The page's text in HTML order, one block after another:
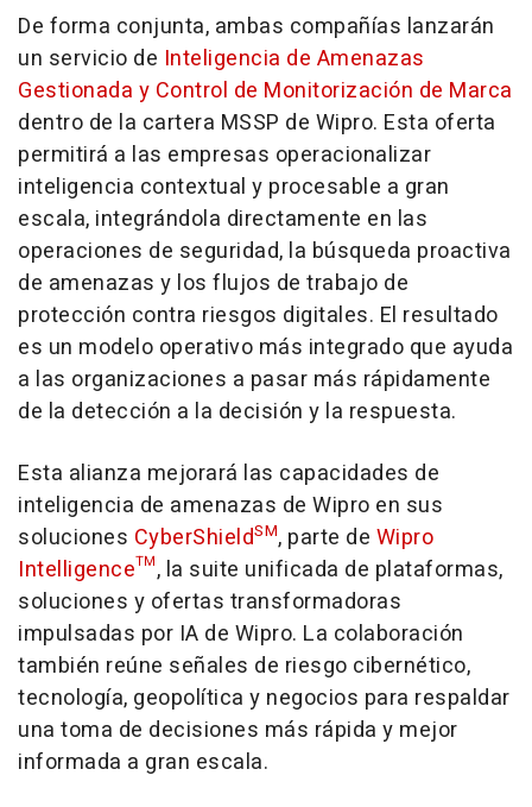
De forma conjunta, ambas compañías lanzarán
un servicio de Inteligencia de Amenazas
Gestionada y Control de Monitorización de Marca
dentro de la cartera MSSP de Wipro. Esta oferta
permitirá a las empresas operacionalizar
inteligencia contextual y procesable a gran
escala, integrándola directamente en las
operaciones de seguridad, la búsqueda proactiva
de amenazas y los flujos de trabajo de
protección contra riesgos digitales. El resultado
es un modelo operativo más integrado que ayuda
a las organizaciones a pasar más rápidamente
de la detección a la decisión y la respuesta.
Esta alianza mejorará las capacidades de
inteligencia de amenazas de Wipro en sus
soluciones CyberShieldSM, parte de Wipro
Intelligence™, la suite unificada de plataformas,
soluciones y ofertas transformadoras
impulsadas por IA de Wipro. La colaboración
también reúne señales de riesgo cibernético,
tecnología, geopolítica y negocios para respaldar
una toma de decisiones más rápida y mejor
informada a gran escala.